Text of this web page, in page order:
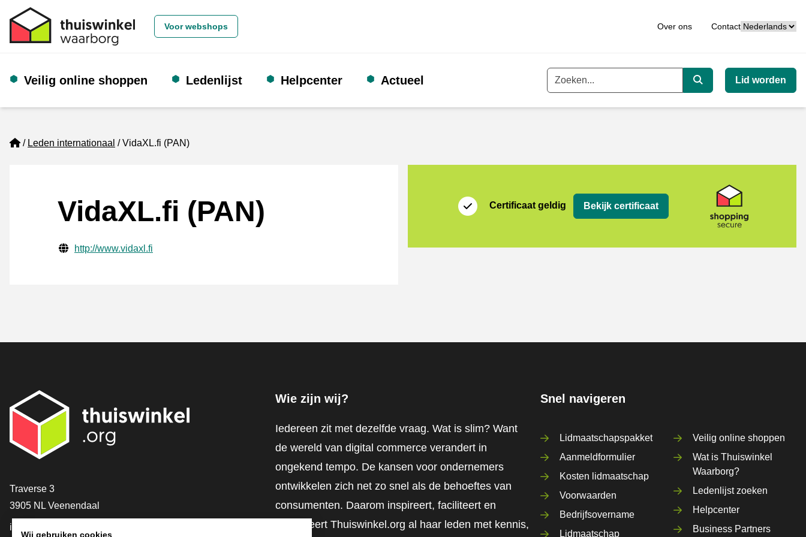
Voor webshops Over ons ContactTaal
Veilig online shoppen Ledenlijst Helpcenter Actueel Trefwoord
Zoeken
Lid worden
Home
Leden internationaal VidaXL.fi (PAN)
VidaXL.fi (PAN)
Gecontroleerde contactgegevens
Website URL
http://www.vidaxl.fi
Certificaat geldig Bekijk certificaat
Contact
Traverse 3
3905 NL Veenendaal
info@thuiswinkel.org
Wie zijn wij?
Iedereen zit met dezelfde vraag. Wat is slim? Want
de wereld van digital commerce verandert in
ongekend tempo. De kansen voor ondernemers
ontwikkelen zich net zo snel als de behoeftes van
consumenten. Daarom inspireert, faciliteert en
mobiliseert Thuiswinkel.org al haar leden met kennis,
Snel navigeren
Lidmaatschapspakket
Aanmeldformulier
Kosten lidmaatschap
Voorwaarden
Bedrijfsovername
Lidmaatschap
Veilig online shoppen
Wat is Thuiswinkel
Waarborg?
Ledenlijst zoeken
Helpcenter
Business Partners
Wij gebruiken cookies